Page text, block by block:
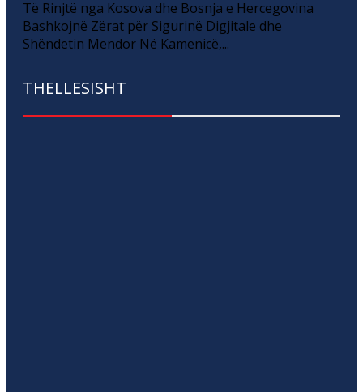
Të Rinjtë nga Kosova dhe Bosnja e Hercegovina
Bashkojnë Zërat për Sigurinë Digjitale dhe
Shëndetin Mendor Në Kamenicë,...
THELLESISHT